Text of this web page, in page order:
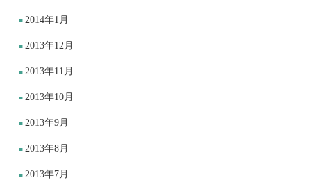
2014年1月
2013年12月
2013年11月
2013年10月
2013年9月
2013年8月
2013年7月